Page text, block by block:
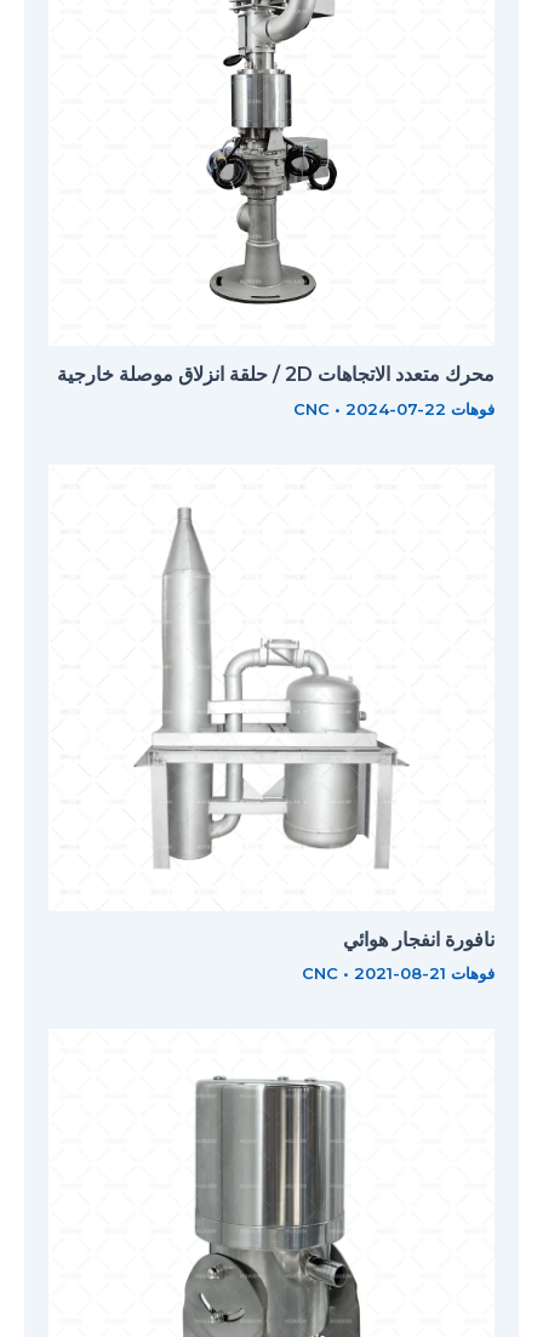
محرك متعدد الاتجاهات 2D / حلقة انزلاق موصلة خارجية
فوهات CNC •2024-07-22
نافورة انفجار هوائي
فوهات CNC •2021-08-21